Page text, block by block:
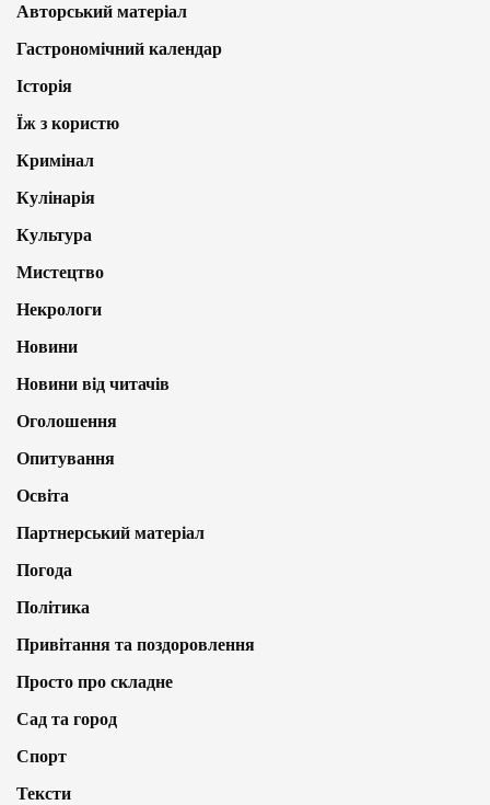
Авторський матеріал
Гастрономічний календар
Історія
Їж з користю
Кримінал
Кулінарія
Культура
Мистецтво
Некрологи
Новини
Новини від читачів
Оголошення
Опитування
Освіта
Партнерський матеріал
Погода
Політика
Привітання та поздоровлення
Просто про складне
Сад та город
Спорт
Тексти